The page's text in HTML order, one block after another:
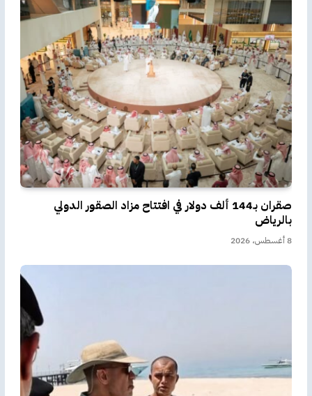
صقران بـ144 ألف دولار في افتتاح مزاد الصقور الدولي
بالرياض
8 أغسطس، 2026